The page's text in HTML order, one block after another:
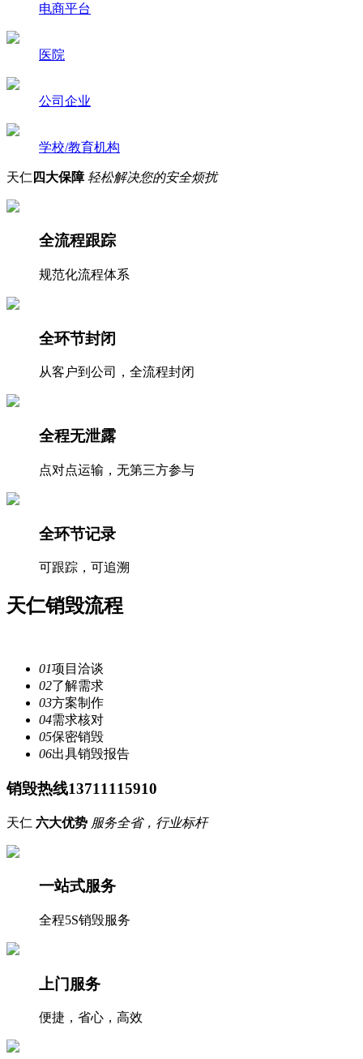
电商平台
医院
公司企业
学校/教育机构
天仁 四大保障 轻松解决您的安全烦扰
全流程跟踪
规范化流程体系
全环节封闭
从客户到公司，全流程封闭
全程无泄露
点对点运输，无第三方参与
全环节记录
可跟踪，可追溯
天仁销毁流程
01项目洽谈
02了解需求
03方案制作
04需求核对
05保密销毁
06出具销毁报告
销毁热线13711115910
天仁 六大优势 服务全省，行业标杆
一站式服务
全程5S销毁服务
上门服务
便捷，省心，高效